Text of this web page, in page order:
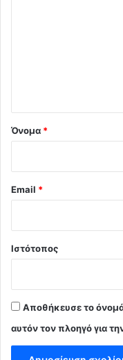
Όνομα *
Email *
Ιστότοπος
Αποθήκευσε το
αυτόν τον πλοηγό για